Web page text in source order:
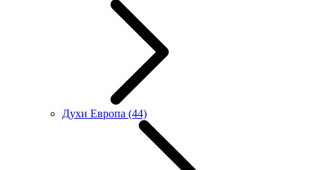
Духи Европа (44)